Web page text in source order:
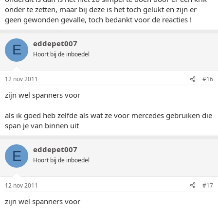
onder te zetten, maar bij deze is het toch gelukt en zijn er
geen gewonden gevalle, toch bedankt voor de reacties !
E eddepet007
Hoort bij de inboedel
12 nov 2011 #16
zijn wel spanners voor
als ik goed heb zelfde als wat ze voor mercedes gebruiken die
span je van binnen uit
E eddepet007
Hoort bij de inboedel
12 nov 2011 #17
zijn wel spanners voor